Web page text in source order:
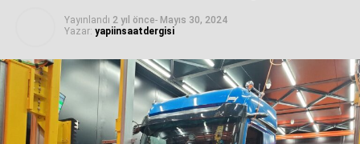
Yayınlandı 2 yıl önce- Mayıs 30, 2024
Yazar: yapiinsaatdergisi